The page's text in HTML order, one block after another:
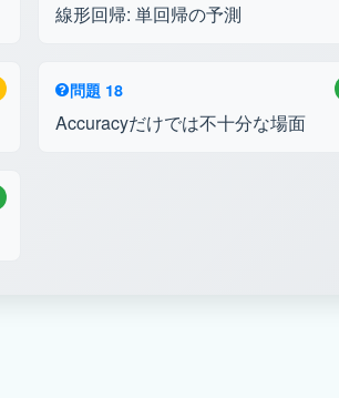
線形回帰: 単回帰の予測
問題 18
Accuracyだけでは不十分な場面